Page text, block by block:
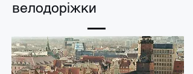
велодоріжки